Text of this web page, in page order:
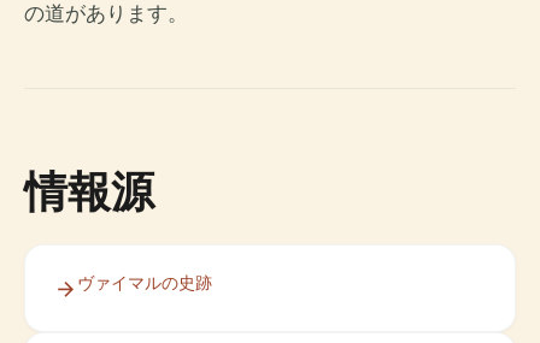
の道があります。
情報源
ヴァイマルの史跡